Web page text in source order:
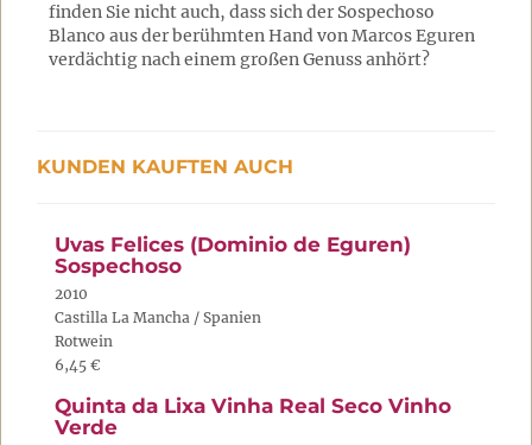
finden Sie nicht auch, dass sich der Sospechoso
Blanco aus der berühmten Hand von Marcos Eguren
verdächtig nach einem großen Genuss anhört?
KUNDEN KAUFTEN AUCH
Uvas Felices (Dominio de Eguren)
Sospechoso
2010
Castilla La Mancha / Spanien
Rotwein
6,45 €
Quinta da Lixa Vinha Real Seco Vinho
Verde